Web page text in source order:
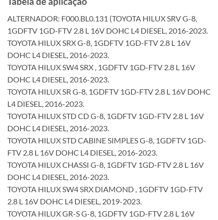
ALTERNADOR: F000.BL0.131 (TOYOTA HILUX SRV G-8,
1GDFTV 1GD-FTV 2.8 L 16V DOHC L4 DIESEL, 2016-2023.
TOYOTA HILUX SRX G-8, 1GDFTV 1GD-FTV 2.8 L 16V
DOHC L4 DIESEL, 2016-2023.
TOYOTA HILUX SW4 SRX , 1GDFTV 1GD-FTV 2.8 L 16V
DOHC L4 DIESEL, 2016-2023.
TOYOTA HILUX SR G-8, 1GDFTV 1GD-FTV 2.8 L 16V DOHC
L4 DIESEL, 2016-2023.
TOYOTA HILUX STD CD G-8, 1GDFTV 1GD-FTV 2.8 L 16V
DOHC L4 DIESEL, 2016-2023.
TOYOTA HILUX STD CABINE SIMPLES G-8, 1GDFTV 1GD-
FTV 2.8 L 16V DOHC L4 DIESEL, 2016-2023.
TOYOTA HILUX CHASSI G-8, 1GDFTV 1GD-FTV 2.8 L 16V
DOHC L4 DIESEL, 2016-2023.
TOYOTA HILUX SW4 SRX DIAMOND , 1GDFTV 1GD-FTV
2.8 L 16V DOHC L4 DIESEL, 2019-2023.
TOYOTA HILUX GR-S G-8, 1GDFTV 1GD-FTV 2.8 L 16V